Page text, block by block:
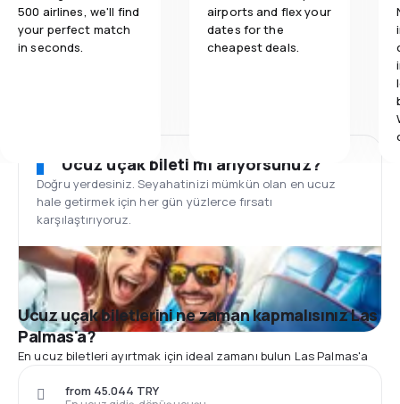
500 airlines, we'll find
your perfect match
in seconds.
airports and flex your
dates for the
cheapest deals.
Ucuz uçak bileti mi arıyorsunuz?
Doğru yerdesiniz. Seyahatinizi mümkün olan en ucuz
hale getirmek için her gün yüzlerce fırsatı
karşılaştırıyoruz.
Ucuz uçak biletlerini ne zaman kapmalısınız Las
Palmas'a?
En ucuz biletleri ayırtmak için ideal zamanı bulun Las Palmas'a
from 45.044 TRY